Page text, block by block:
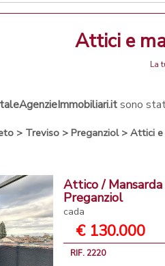
attici e
La
sono
> Treviso > Preganziol> Attici e
Attico /
Preganziol
cada
€ 130.000
RIF. 2220